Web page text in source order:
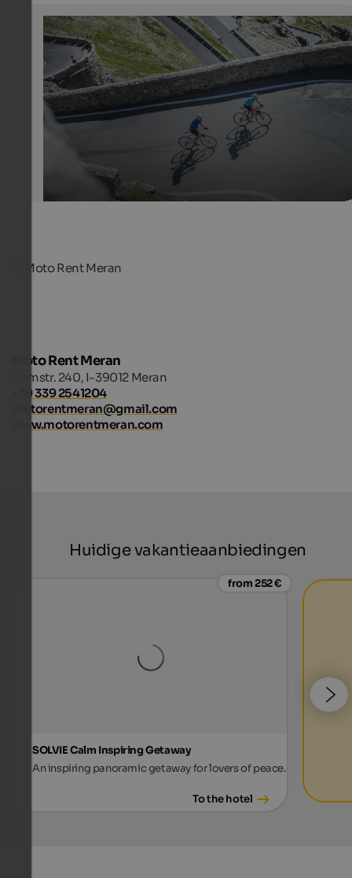
Roadbiking in South Tyrol
The winding pass roads are an eldorado for passionate
cyclists.
IDM Südtirol-Alto Adige/Harald Wisthaler
Moto Rent Meran
Romstr. 240, I-39012 Meran
+39 339 2541204
motorentmeran@gmail.com
www.motorentmeran.com
Huidige vakantieaanbiedingen
from 252 €
SOLVIE Calm Inspiring Getaway
An inspiring panoramic getaway for lovers of peace.
To the hotel